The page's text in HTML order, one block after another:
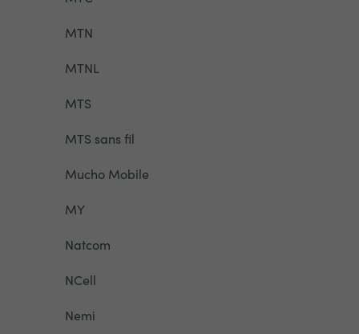
MTN
MTNL
MTS
MTS sans fil
Mucho Mobile
MY
Natcom
NCell
Nemi